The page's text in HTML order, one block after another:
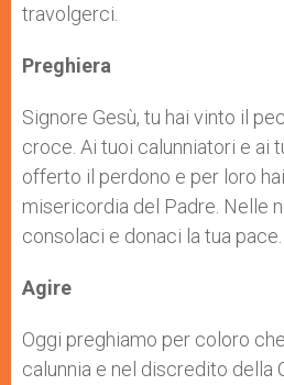
travolgerci.
Preghiera
Signore Gesù, tu hai vinto il
croce. Ai tuoi calunniatori e ai
offerto il perdono e per loro
misericordia del Padre. Nelle
consolaci e donaci la tua pace.
Agire
Oggi preghiamo per coloro
calunnia e nel discredito della